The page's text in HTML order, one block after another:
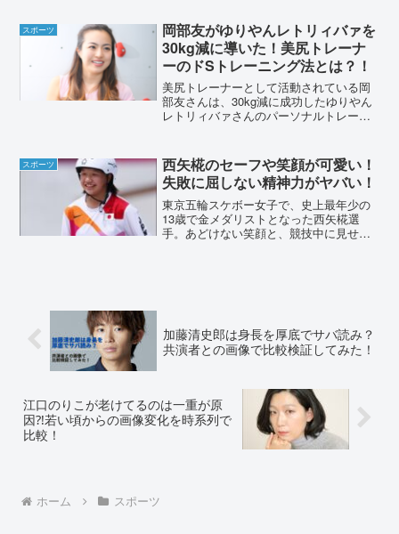
スポーツ
岡部友がゆりやんレトリィバァを
30kg減に導いた！美尻トレーナ
ーのドSトレーニング法とは？！
美尻トレーナーとして活動されている岡
部友さんは、30kg減に成功したゆりやん
レトリィバァさんのパーソナルトレーナ
ついてまとめました。岡部友がゆりやん
レトリィバァを30...
スポーツ
西矢椛のセーフや笑顔が可愛い！
失敗に屈しない精神力がヤバい！
東京五輪スケボー女子で、史上最年少の
13歳で金メダリストとなった西矢椛選
手。あどけない笑顔と、競技中に見せた
加藤清史郎は身長を厚底でサバ読み？
共演者との画像で比較検証してみた！
江口のりこが老けてるのは一重が原
因⁈若い頃からの画像変化を時系列で
比較！
ホーム スポーツ